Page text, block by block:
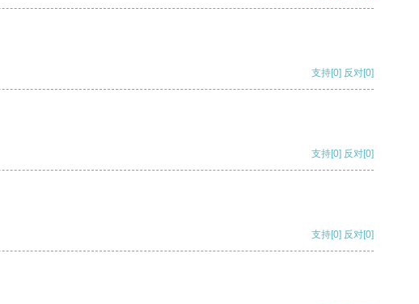
支持[0] 反对[0]
支持[0] 反对[0]
支持[0] 反对[0]